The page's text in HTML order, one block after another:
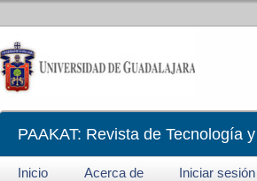
PAAKAT: Revista de Tecnología
Inicio Acerca de Iniciar sesión